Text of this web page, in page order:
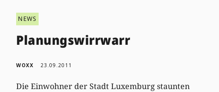
NEWS
Planungswirrwarr
WOXX 23.09.2011
Die Einwohner der Stadt Luxemburg staunten